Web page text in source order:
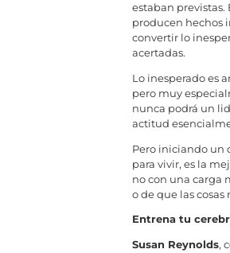
estaban previstas.
producen hechos
convertir lo
acertadas.
Lo inesperado es
pero muy
nunca podrá un
actitud
Pero iniciando un
para vivir, es la
no con una carga
o de que las
Entrena tu
Susan Reynolds,